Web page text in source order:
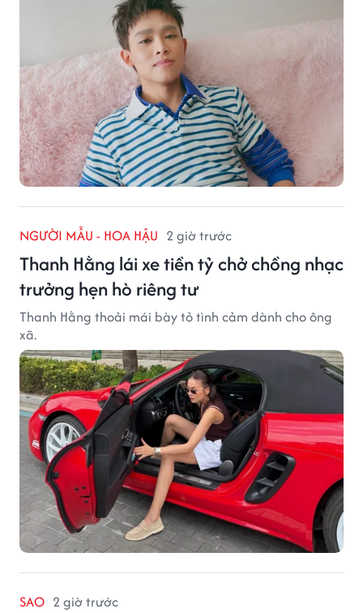
NGƯỜI MẪU - HOA HẬU 2 giờ trước
Thanh Hằng lái xe tiền tỷ chở chồng nhạc
trưởng hẹn hò riêng tư
Thanh Hằng thoải mái bày tỏ tình cảm dành cho ông
xã.
SAO 2 giờ trước